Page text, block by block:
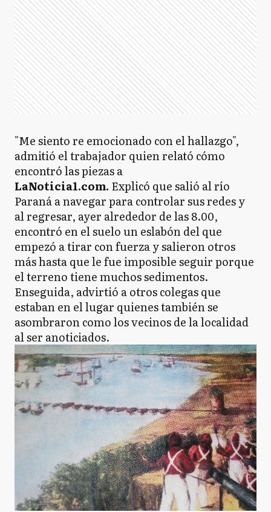
"Me siento re emocionado con el hallazgo",
admitió el trabajador quien relató cómo
encontró las piezas a
LaNoticia1.com. Explicó que salió al río
Paraná a navegar para controlar sus redes y
al regresar, ayer alrededor de las 8.00,
encontró en el suelo un eslabón del que
empezó a tirar con fuerza y salieron otros
más hasta que le fue imposible seguir porque
el terreno tiene muchos sedimentos.
Enseguida, advirtió a otros colegas que
estaban en el lugar quienes también se
asombraron como los vecinos de la localidad
al ser anoticiados.